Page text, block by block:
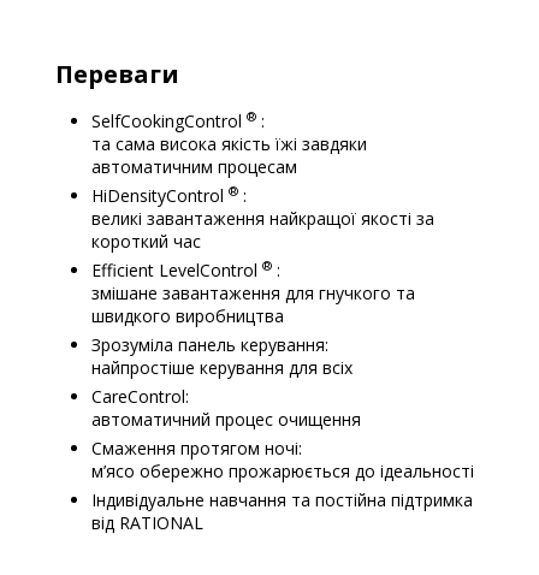
Переваги
SelfCookingControl® :
та сама висока якість їжі завдяки
автоматичним процесам
HiDensityControl® :
великі завантаження найкращої якості за
короткий час
Efficient LevelControl® :
змішане завантаження для гнучкого та
швидкого виробництва
Зрозуміла панель керування:
найпростіше керування для всіх
CareControl:
автоматичний процес очищення
Смаження протягом ночі:
м’ясо обережно прожарюється до ідеальності
Індивідуальне навчання та постійна підтримка
від RATIONAL